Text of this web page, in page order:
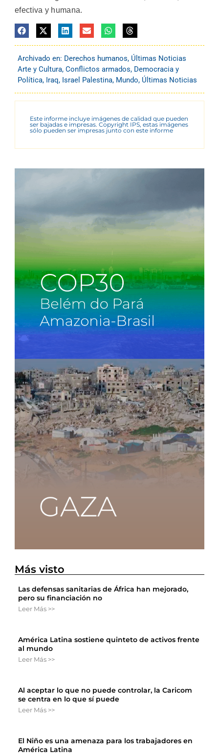
efectiva y humana.
Archivado en: Derechos humanos, Últimas Noticias
Arte y Cultura, Conflictos armados, Democracia y
Política, Iraq, Israel Palestina, Mundo, Últimas Noticias
Este informe incluye imágenes de calidad que pueden
ser bajadas e impresas. Copyright IPS, estas imágenes
sólo pueden ser impresas junto con este informe
Más visto
Las defensas sanitarias de África han mejorado,
pero su financiación no
Leer Más >>
América Latina sostiene quinteto de activos frente
al mundo
Leer Más >>
Al aceptar lo que no puede controlar, la Caricom
se centra en lo que sí puede
Leer Más >>
El Niño es una amenaza para los trabajadores en
América Latina